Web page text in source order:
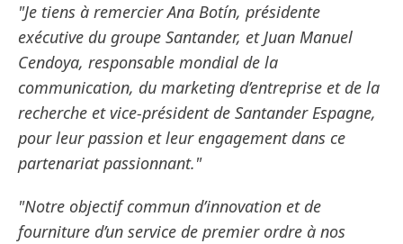
"Je tiens à remercier Ana Botín, présidente
exécutive du groupe Santander, et Juan Manuel
Cendoya, responsable mondial de la
communication, du marketing d’entreprise et de la
recherche et vice-président de Santander Espagne,
pour leur passion et leur engagement dans ce
partenariat passionnant."
"Notre objectif commun d’innovation et de
fourniture d’un service de premier ordre à nos